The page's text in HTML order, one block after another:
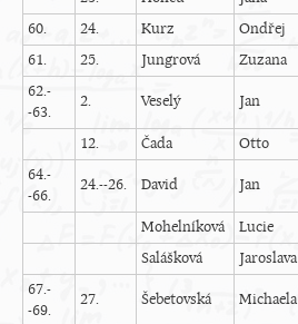
60.
24. Kurz Ondřej
61.
25. Jungrová Zuzana
62.-
-63.
2. Veselý Jan
12. Čada Otto
64.-
-66.
24.--26. David Jan
Mohelníková Lucie
Salášková
Jaroslava
67.-
-69.
27. Šebetovská Michaela